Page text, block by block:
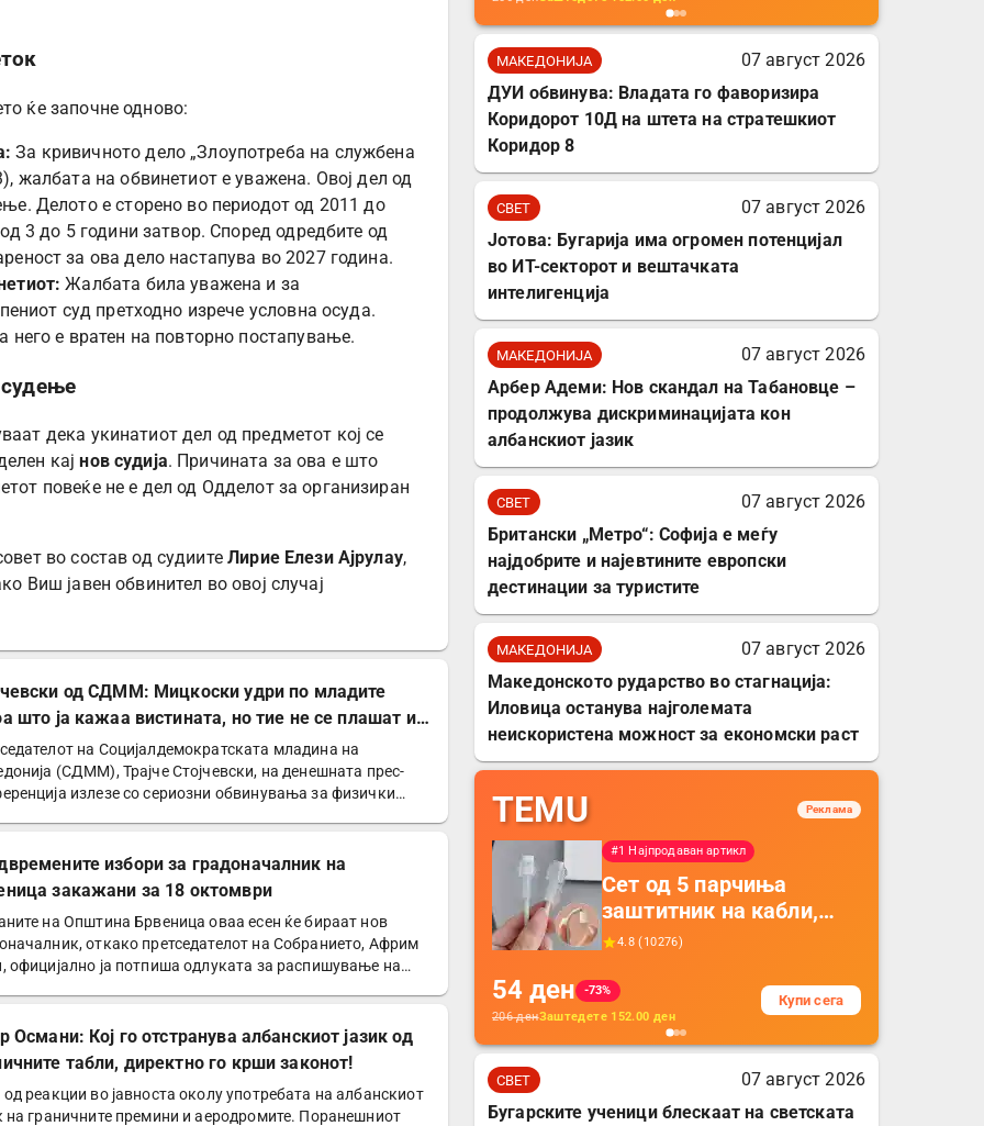
ќе започне одново:
За кривичното дело „Злоупотреба на службена
жалбата на обвинетиот е уважена. Овој дел од
Делото е сторено во периодот од 2011 до
3 до 5 години затвор. Според одредбите од
за ова дело настапува во 2027 година.
Жалбата била уважена и за
суд претходно изрече условна осуда.
него е вратен на повторно постапување.
дека укинатиот дел од предметот кој се
кајнов судија. Причината за ова е што
повеќе не е дел од Одделот за организиран
во состав од судиитеЛирие Елези Ајрулау,
Виш јавен обвинител во овој случај
од СДММ: Мицкоски удри по младите
што ја кажаа вистината, но тие не се плашат и
на Социјалдемократската младина на
(СДММ), Трајче Стојчевски, на денешната прес-
излезе со сериозни обвинувања за физички
избори за градоначалник на
закажани за 18 октомври
на Општина Брвеница оваа есен ќе бираат нов
откако претседателот на Собранието, Африм
официјално ја потпиша одлуката за распишување на…
Османи: Кој го отстранува албанскиот јазик од
табли, директно го крши законот!
од реакции во јавноста околу употребата на албанскиот
на граничните премини и аеродромите. Поранешниот
мобилни телефони,
комплет за заштита на
МАКЕДОНИЈА
07 август 2026
ДУИ обвинува: Владата го фаворизира
Коридорот 10Д на штета на стратешкиот
Коридор 8
СВЕТ
07 август 2026
Јотова: Бугарија има огромен потенцијал
во ИТ-секторот и вештачката
интелигенција
МАКЕДОНИЈА
07 август 2026
Арбер Адеми: Нов скандал на Табановце –
продолжува дискриминацијата кон
албанскиот јазик
СВЕТ
07 август 2026
Британски „Метро“: Софија е меѓу
најдобрите и најевтините европски
дестинации за туристите
МАКЕДОНИЈА
07 август 2026
Македонското рударство во стагнација:
Иловица останува најголемата
неискористена можност за економски раст
TEMU Реклама
#1 Најпродаван артикл
Сет од 5 парчиња
заштитник на кабли,
прекривка за заштита
додатоци за заштита на
кабли, без батерија, за
мобилни телефони,
комплет за заштита на
4.8 (10276)
54 ден
-73%
206денЗаштедете 152.00 ден
Купи сега
СВЕТ
07 август 2026
Бугарските ученици блескаат на светската